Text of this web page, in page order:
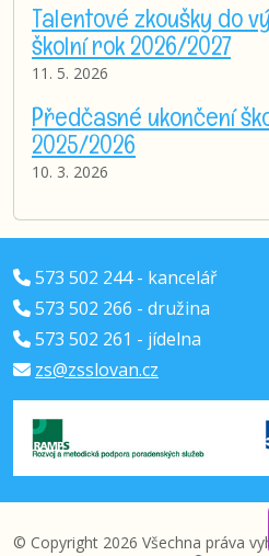
Talentové zkoušky do
školní rok 2026/2027
11. 5. 2026
Předčasné ukončení
2025/2026
10. 3. 2026
573 502 244 - kancelář
573 502 266 - družina
573 502 261 - jídelna
zs@zsslovan.cz
© Copyright 2026 Všechna práva